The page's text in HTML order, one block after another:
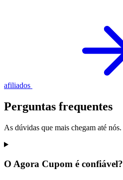
afiliados
Perguntas frequentes
As dúvidas que mais chegam até nós.
O Agora Cupom é confiável?